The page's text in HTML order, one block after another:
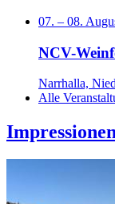
07. – 08.
NCV-
Narrhalla,
Alle